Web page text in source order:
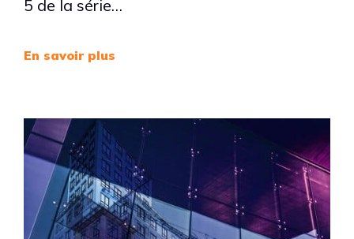
5 de la série…
En savoir plus